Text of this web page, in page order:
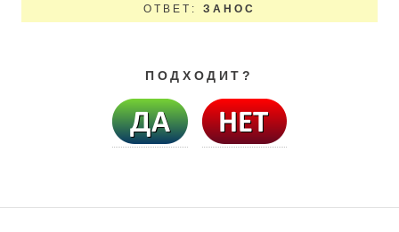
ОТВЕТ: ЗАНОС
ПОДХОДИТ?